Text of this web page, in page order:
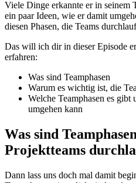
Viele Dinge erkannte er in seinem
ein paar Ideen, wie er damit
diesen Phasen, die Teams
Das will ich dir in dieser Episode
erfahren:
Was sind Teamphasen
Warum es wichtig ist, die
Welche Teamphasen es
umgehen kann
Was sind
Projektteams
Dann lass uns doch mal damit